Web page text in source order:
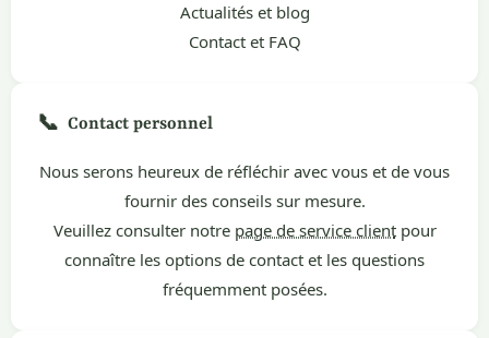
Actualités et blog
Contact et FAQ
📞 Contact personnel
Nous serons heureux de réfléchir avec vous et de vous
fournir des conseils sur mesure.
Veuillez consulter notre page de service clientpour
connaître les options de contact et les questions
fréquemment posées.